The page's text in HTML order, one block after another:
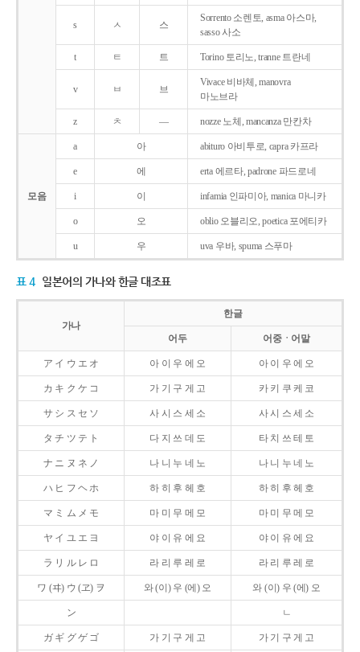
s ㅅ 스
Sorrento 소렌토, asma 아스마,
sasso 사소
t ㅌ 트 Torino 토리노, tranne 트란네
v ㅂ 브
Vivace 비바체, manovra
마노브라
z ㅊ ― nozze 노체, mancanza 만칸차
모음
a 아 abituro 아비투로, capra 카프라
e 에 erta 에르타, padrone 파드로네
i 이 infamia 인파미아, manica 마니카
o 오 oblio 오블리오, poetica 포에티카
u 우 uva 우바, spuma 스푸마
표 4 일본어의 가나와 한글 대조표
가나
한글
어두 어중ㆍ어말
ア イ ウ エ オ 아 이 우 에 오 아 이 우 에 오
カ キ ク ケ コ 가 기 구 게 고 카 키 쿠 케 코
サ シ ス セ ソ 사 시 스 세 소 사 시 스 세 소
タ チ ツ テ ト 다 지 쓰 데 도 타 치 쓰 테 토
ナ ニ ヌ ネ ノ 나 니 누 네 노 나 니 누 네 노
ハ ヒ フ ヘ ホ 하 히 후 헤 호 하 히 후 헤 호
マ ミ ム メ モ 마 미 무 메 모 마 미 무 메 모
ヤ イ ユ エ ヨ 야 이 유 에 요 야 이 유 에 요
ラ リ ル レ ロ 라 리 루 레 로 라 리 루 레 로
ワ (ヰ) ウ (ヱ) ヲ 와 (이) 우 (에) 오 와 (이) 우 (에) 오
ン ㄴ
ガ ギ グ ゲ ゴ 가 기 구 게 고 가 기 구 게 고